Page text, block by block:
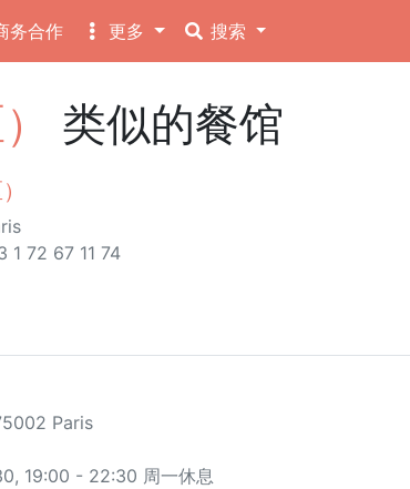
务合作 更多 搜索
类似的餐馆
72 67 11 74
Paris
19:00 - 22:30 周一休息